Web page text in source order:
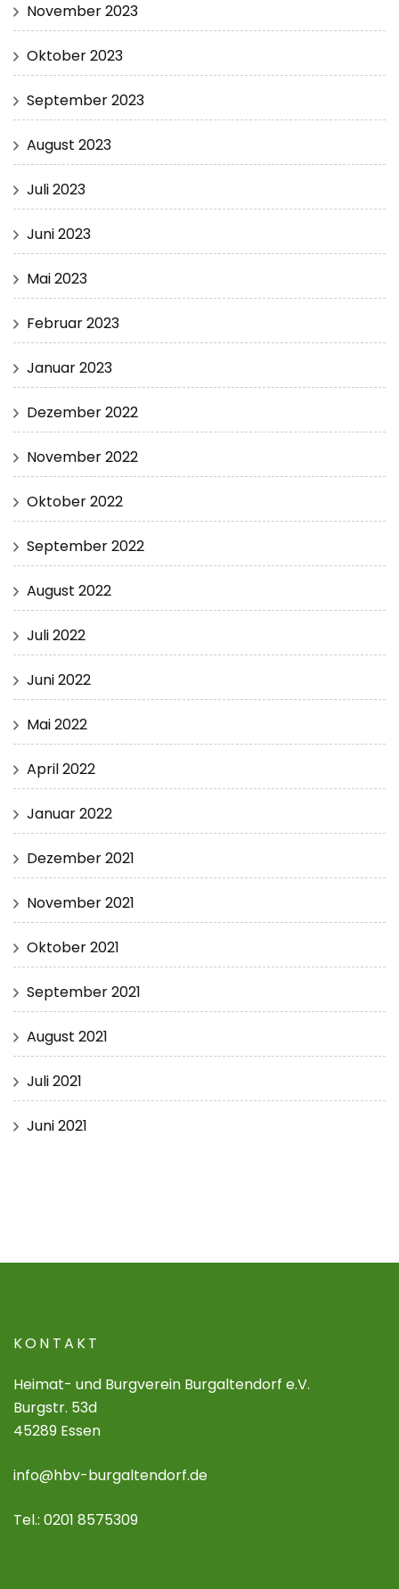
November 2023
Oktober 2023
September 2023
August 2023
Juli 2023
Juni 2023
Mai 2023
Februar 2023
Januar 2023
Dezember 2022
November 2022
Oktober 2022
September 2022
August 2022
Juli 2022
Juni 2022
Mai 2022
April 2022
Januar 2022
Dezember 2021
November 2021
Oktober 2021
September 2021
August 2021
Juli 2021
Juni 2021
KONTAKT
Heimat- und Burgverein Burgaltendorf e.V.
Burgstr. 53d
45289 Essen
info@hbv-burgaltendorf.de
Tel.: 0201 8575309